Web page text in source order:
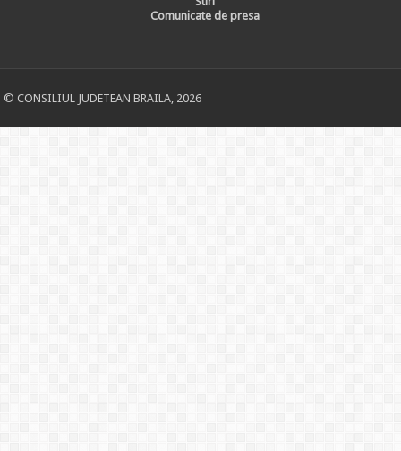
Comunicate de presa
© CONSILIUL JUDETEAN BRAILA, 2026